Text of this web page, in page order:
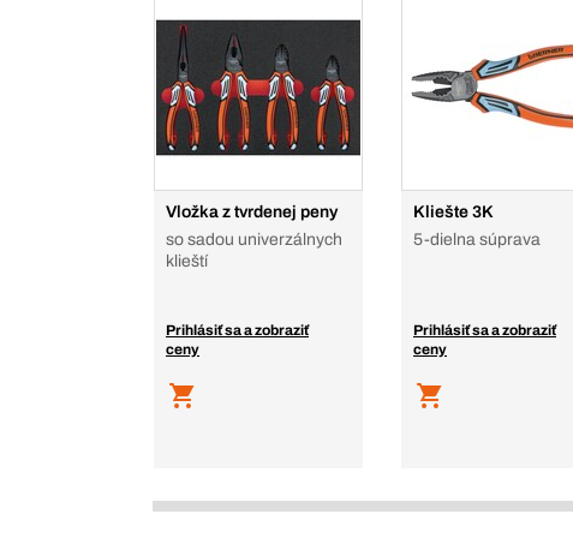
Vložka z tvrdenej peny
so sadou univerzálnych
klieští
Prihlásiť sa a zobraziť
ceny
Kliešte 3K
5-dielna súprava
Prihlásiť sa a zobraziť
ceny